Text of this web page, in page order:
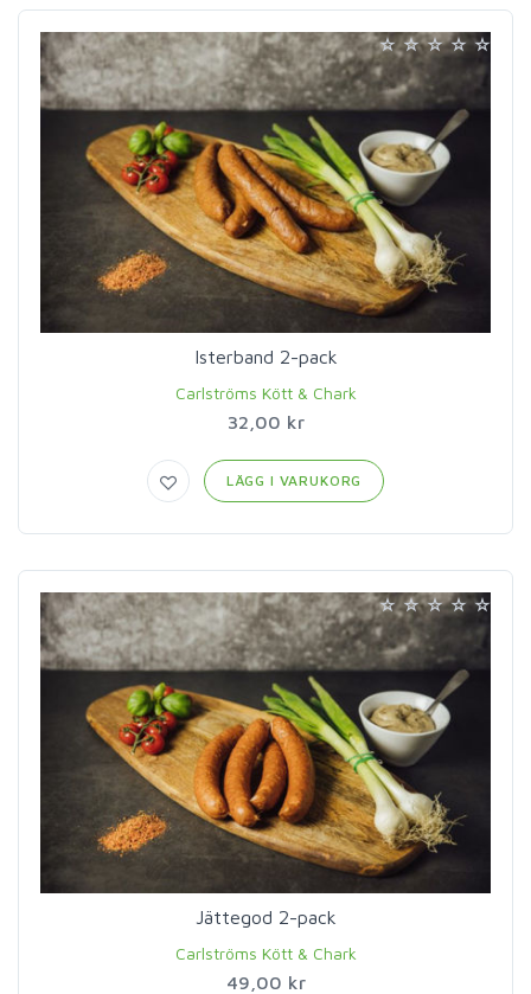
Isterband 2-pack
Carlströms Kött & Chark
32,00 kr
LÄGG I VARUKORG
Jättegod 2-pack
Carlströms Kött & Chark
49,00 kr